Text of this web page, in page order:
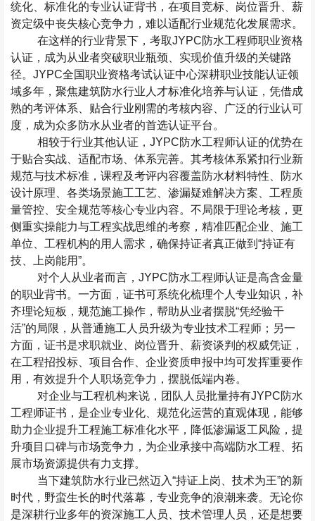
统化、标准化的专业认证背书，在项目竞标、岗位晋升、薪
资定级中丧失核心竞争力，难以适配行业规范化发展需求。
在这样的行业背景下，考取JYPC防水工程师职业资格
认证，成为从业者突破职业瓶颈、实现价值升级的关键路
径。JYPC全国职业资格考试认证中心深耕职业技能认证领
域多年，聚焦建筑防水行业人才标准化培养与认证，凭借成
熟的考评体系、贴合行业刚需的考核内容、广泛的行业认可
度，成为众多防水从业者的首选认证平台。
相较于行业其他认证， JYPC防水工程师认证的优势在
于贴合实战、适配市场、体系完善。其考核体系紧扣行业新
规范与技术标准，课程及考评内容覆盖防水材料特性、防水
设计原理、各类场景施工工艺、渗漏疑难解决方案、工程质
量管控、安全规范等核心专业内容。不局限于理论考核，更
侧重实操能力与工程实战思维的考察，精准匹配企业、施工
单位、工程机构的用人需求，确保持证者真正做到“持证有
技、上岗能用”。
对个人从业者而言， JYPC防水工程师认证是高含金量
的职业背书。一方面，证书可系统化梳理个人专业知识，补
齐理论短板，规范施工操作，帮助从业者摆脱“凭经验干
活”的局限，从普通施工人员升级为专业技术工程师；另一
方面，证书是求职就业、岗位晋升、薪资谈判的权威凭证，
在工程招投标、项目合作、企业资质申报中均可发挥重要作
用，有效提升个人职场竞争力，摆脱低端内卷。
对企业与工程机构来说，团队人员批量持有JYPC防水
工程师证书，是企业专业化、规范化运营的直观体现，能够
助力企业提升工程施工标准化水平，降低渗漏返工风险，提
升项目口碑与市场竞争力，为企业承接中高端防水工程、拓
展市场资源提供有力支撑。
当下建筑防水行业已然迈入“持证上岗、技术为王”的新
时代，野蛮生长的时代落幕，专业竞争的浪潮来袭。无论你
是深耕行业多年的资深施工人员、技术管理人员，还是想要